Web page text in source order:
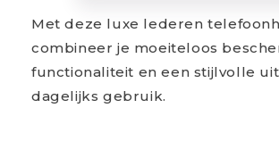
Met deze luxe lederen
combineer je moeiteloos
functionaliteit en een stijlvolle
dagelijks gebruik.